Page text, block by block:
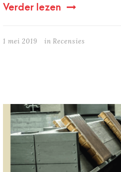
Verder lezen
1 mei 2019 in Recensies